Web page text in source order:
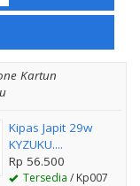
Kartun
Kipas Japit 29w
KYZUKU....
Rp 56.500
Tersedia / Kp007